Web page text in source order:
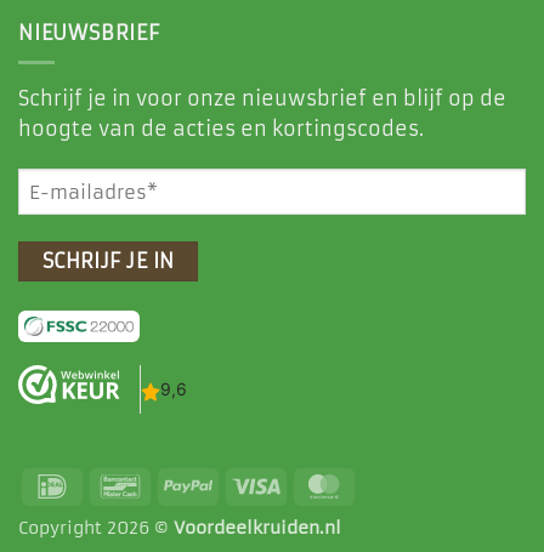
NIEUWSBRIEF
Schrijf je in voor onze nieuwsbrief en blijf op de
hoogte van de acties en kortingscodes.
E-
mailadres
(Vereist)
IDeal BancontactPayPal Visa
Copyright 2026 © Voordeelkruiden.nl